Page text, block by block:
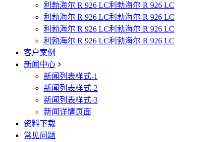
利勃海尔 R 926 LC利勃海尔 R 926 LC
利勃海尔 R 926 LC利勃海尔 R 926 LC
利勃海尔 R 926 LC利勃海尔 R 926 LC
利勃海尔 R 926 LC利勃海尔 R 926 LC
客户案例
新闻中心
新闻列表样式-1
新闻列表样式-2
新闻列表样式-3
新闻详情页面
资料下载
常见问题